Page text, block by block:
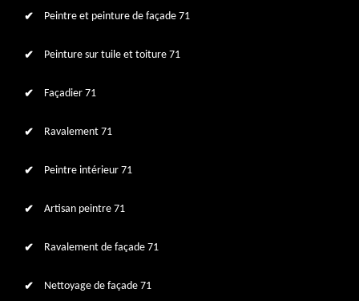
Peintre et peinture de façade 71
Peinture sur tuile et toiture 71
Façadier 71
Ravalement 71
Peintre intérieur 71
Artisan peintre 71
Ravalement de façade 71
Nettoyage de façade 71